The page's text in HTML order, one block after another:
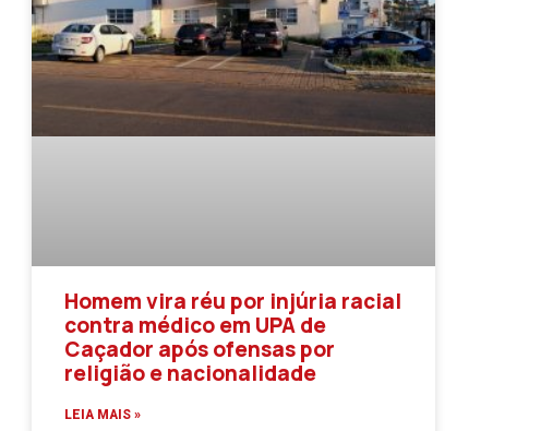
Homem vira réu por injúria racial
contra médico em UPA de
Caçador após ofensas por
religião e nacionalidade
LEIA MAIS »